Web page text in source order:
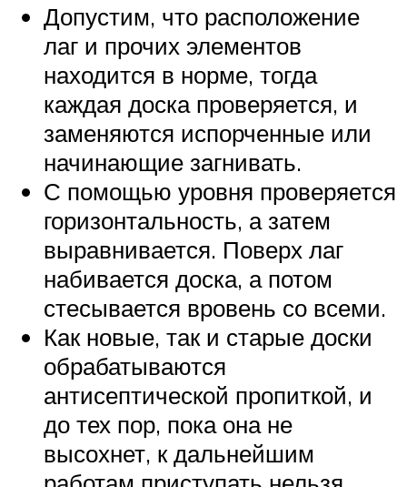
Допустим, что расположение
лаг и прочих элементов
находится в норме, тогда
каждая доска проверяется, и
заменяются испорченные или
начинающие загнивать.
С помощью уровня проверяется
горизонтальность, а затем
выравнивается. Поверх лаг
набивается доска, а потом
стесывается вровень со всеми.
Как новые, так и старые доски
обрабатываются
антисептической пропиткой, и
до тех пор, пока она не
высохнет, к дальнейшим